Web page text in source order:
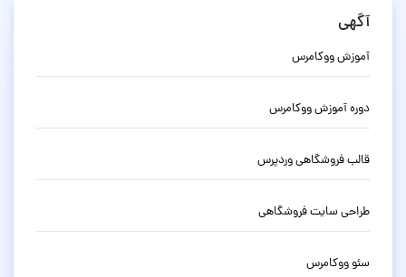
آگهی
آموزش ووکامرس
دوره آموزش ووکامرس
قالب فروشگاهی وردپرس
طراحی سایت فروشگاهی
سئو ووکامرس